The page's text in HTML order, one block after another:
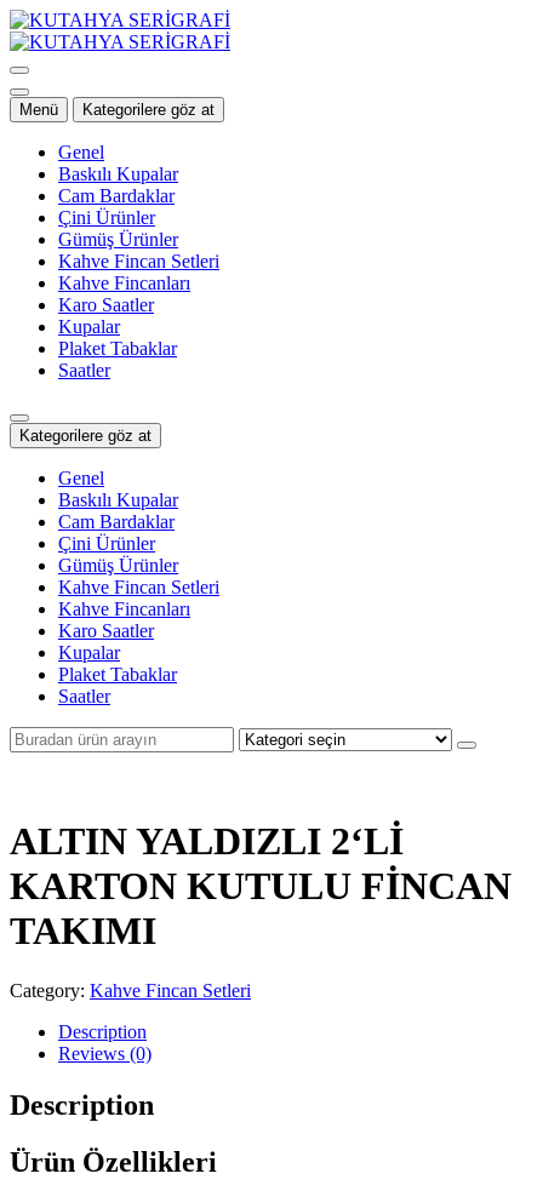
İçeriğe
geç
Menü Kategorilere göz at
Genel
Baskılı Kupalar
Cam Bardaklar
Çini Ürünler
Gümüş Ürünler
Kahve Fincan Setleri
Kahve Fincanları
Karo Saatler
Kupalar
Plaket Tabaklar
Saatler
Kategorilere göz at
Genel
Baskılı Kupalar
Cam Bardaklar
Çini Ürünler
Gümüş Ürünler
Kahve Fincan Setleri
Kahve Fincanları
Karo Saatler
Kupalar
Plaket Tabaklar
Saatler
ALTIN YALDIZLI 2‘Lİ
KARTON KUTULU FİNCAN
TAKIMI
Category: Kahve Fincan Setleri
Description
Reviews (0)
Description
Ürün Özellikleri